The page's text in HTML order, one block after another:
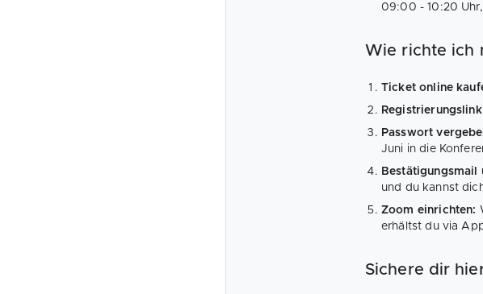
09:00 - 10:20 Uhr,
Wie richte ich
Ticket online
Passwort
Juni in die
Bestätigungsmail
und du kannst
Zoom einrichten:
erhältst du via
Sichere dir